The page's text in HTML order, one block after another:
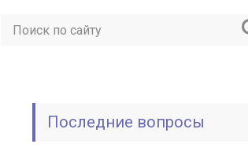
Последние вопросы